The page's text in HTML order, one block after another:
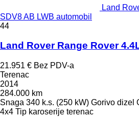
Land
SDV8 AB LWB automobil
44
Land Rover Range Rover
21.951 € Bez PDV-a
Terenac
2014
284.000 km
Snaga 340 k.s. (250 kW) Gorivo dizel
4x4 Tip karoserije terenac